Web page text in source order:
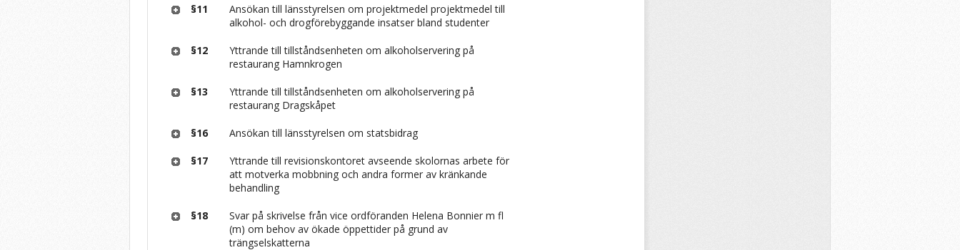
§11
Ansökan till länsstyrelsen om projektmedel projektmedel till
alkohol- och drogförebyggande insatser bland studenter
§12
Yttrande till tillståndsenheten om alkoholservering på
restaurang Hamnkrogen
§13
Yttrande till tillståndsenheten om alkoholservering på
restaurang Dragskåpet
§16 Ansökan till länsstyrelsen om statsbidrag
§17
Yttrande till revisionskontoret avseende skolornas arbete för
att motverka mobbning och andra former av kränkande
behandling
§18
Svar på skrivelse från vice ordföranden Helena Bonnier m fl
(m) om behov av ökade öppettider på grund av
trängselskatterna